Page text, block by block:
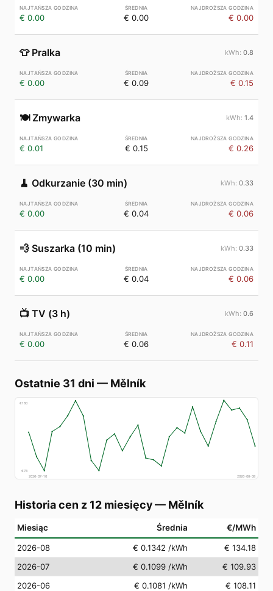
€ 0.00 € 0.00 € 0.00
👕 Pralka 0.8
€ 0.00 € 0.09 € 0.15
🍽️ Zmywarka 1.4
€ 0.01 € 0.15 € 0.26
🧹 Odkurzanie (30 min) 0.33
€ 0.00 € 0.04 € 0.06
💨 Suszarka (10 min) 0.33
€ 0.00 € 0.04 € 0.06
📺 TV (3 h) 0.6
€ 0.00 € 0.06 € 0.11
Ostatnie 31 dni — Mělník
€160
€78
2026-07-10
2026-08-08
Historia cen z 12 miesięcy— Mělník
Miesiąc Średnia €/MWh
2026-08 € 0.1342 /kWh
€ 134.18
2026-07
€ 0.1099 /kWh
€ 109.93
2026-06
€ 0.1081 /kWh
€ 108.11